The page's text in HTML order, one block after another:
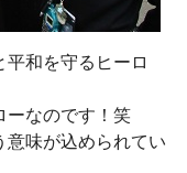
和を守るヒーロ
ーなのです！笑
味が込められてい